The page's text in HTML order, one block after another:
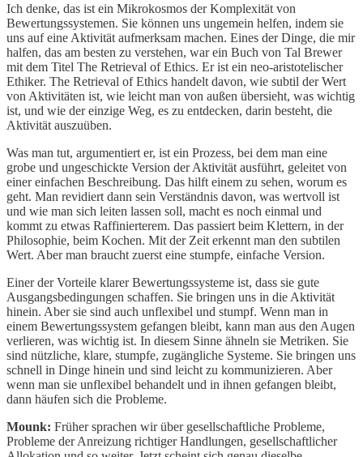
Ich denke, das ist ein Mikrokosmos der Komplexität von
Bewertungssystemen. Sie können uns ungemein helfen, indem sie
uns auf eine Aktivität aufmerksam machen. Eines der Dinge, die mir
halfen, das am besten zu verstehen, war ein Buch von Tal Brewer
mit dem Titel The Retrieval of Ethics. Er ist ein neo-aristotelischer
Ethiker. The Retrieval of Ethics handelt davon, wie subtil der Wert
von Aktivitäten ist, wie leicht man von außen übersieht, was wichtig
ist, und wie der einzige Weg, es zu entdecken, darin besteht, die
Aktivität auszuüben.
Was man tut, argumentiert er, ist ein Prozess, bei dem man eine
grobe und ungeschickte Version der Aktivität ausführt, geleitet von
einer einfachen Beschreibung. Das hilft einem zu sehen, worum es
geht. Man revidiert dann sein Verständnis davon, was wertvoll ist
und wie man sich leiten lassen soll, macht es noch einmal und
kommt zu etwas Raffinierterem. Das passiert beim Klettern, in der
Philosophie, beim Kochen. Mit der Zeit erkennt man den subtilen
Wert. Aber man braucht zuerst eine stumpfe, einfache Version.
Einer der Vorteile klarer Bewertungssysteme ist, dass sie gute
Ausgangsbedingungen schaffen. Sie bringen uns in die Aktivität
hinein. Aber sie sind auch unflexibel und stumpf. Wenn man in
einem Bewertungssystem gefangen bleibt, kann man aus den Augen
verlieren, was wichtig ist. In diesem Sinne ähneln sie Metriken. Sie
sind nützliche, klare, stumpfe, zugängliche Systeme. Sie bringen uns
schnell in Dinge hinein und sind leicht zu kommunizieren. Aber
wenn man sie unflexibel behandelt und in ihnen gefangen bleibt,
dann häufen sich die Probleme.
Mounk: Früher sprachen wir über gesellschaftliche Probleme,
Probleme der Anreizung richtiger Handlungen, gesellschaftlicher